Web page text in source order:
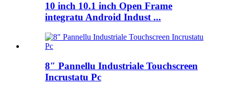
10 inch 10.1 inch Open Frame
integratu Android Indust ...
8″ Pannellu Industriale Touchscreen
Incrustatu Pc